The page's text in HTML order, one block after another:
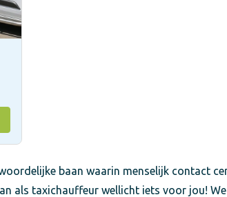
baan waarin menselijk contact
als taxichauffeur wellicht iets voor jou!